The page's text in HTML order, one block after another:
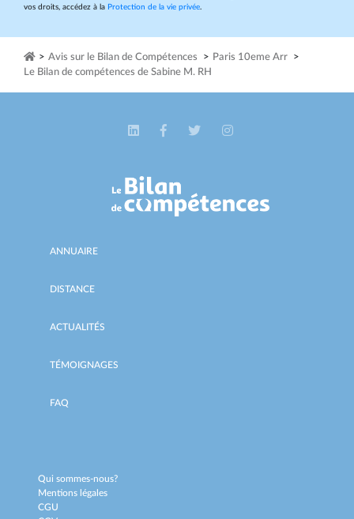
vos droits, accédez à la Protection de la vie privée.
> Avis sur le Bilan de Compétences > Paris 10eme Arr
>
Le Bilan de compétences de Sabine M. RH
ANNUAIRE
DISTANCE
ACTUALITÉS
TÉMOIGNAGES
FAQ
Qui sommes-nous?
Mentions légales
CGU